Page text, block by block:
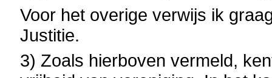
Voor het overige verwijs ik
Justitie.
3) Zoals hierboven vermeld,